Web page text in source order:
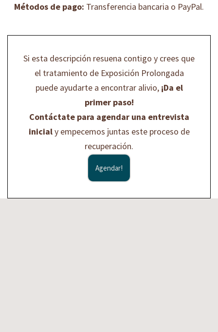
Métodos de pago: Transferencia bancaria o PayPal.
Si esta descripción resuena contigo y crees que
el tratamiento de Exposición Prolongada
puede ayudarte a encontrar alivio,¡Da el
primer paso!
Contáctate para agendar una entrevista
inicialy empecemos juntas este proceso de
recuperación.
Agendar!